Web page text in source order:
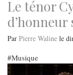
Le ténor
d’honneur
Par Pierre Waline le
Musique